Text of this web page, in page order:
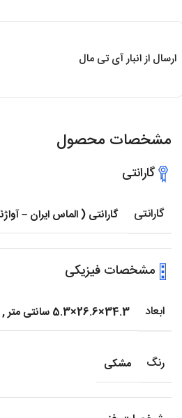
ارسال از انبار آی تی مال
مشخصات محصول
گارانتی
گارانتی گارانتی ( الماس ایران –
مشخصات فیزیکی
ابعاد 34.3×26.6×5.3 سانتی متر ,
رنگ مشکی